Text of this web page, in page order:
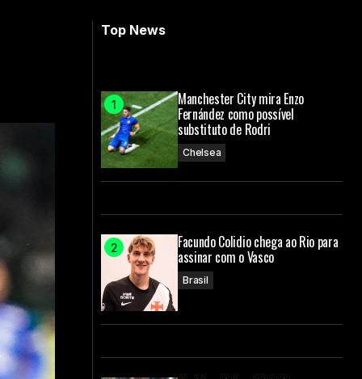
Top News
Manchester City mira Enzo
Fernández como possível
substituto de Rodri
Chelsea
Facundo Colidio chega ao Rio para
assinar com o Vasco
Brasil